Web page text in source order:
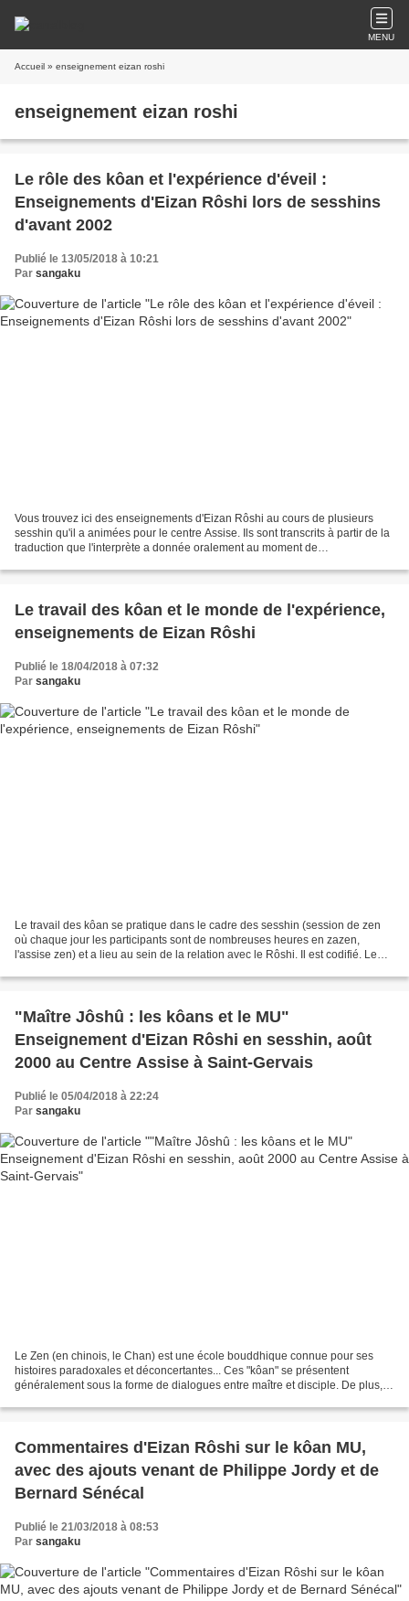
MENU
Accueil » enseignement eizan roshi
enseignement eizan roshi
Le rôle des kôan et l'expérience d'éveil :
Enseignements d'Eizan Rôshi lors de sesshins
d'avant 2002
Publié le 13/05/2018 à 10:21
Par sangaku
Vous trouvez ici des enseignements d'Eizan Rôshi au cours de plusieurs
sesshin qu'il a animées pour le centre Assise. Ils sont transcrits à partir de la
traduction que l'interprète a donnée oralement au moment de
Le travail des kôan et le monde de l'expérience,
enseignements de Eizan Rôshi
Publié le 18/04/2018 à 07:32
Par sangaku
Le travail des kôan se pratique dans le cadre des sesshin (session de zen
où chaque jour les participants sont de nombreuses heures en zazen,
l'assise zen) et a lieu au sein de la relation avec le Rôshi. Il est codifié. Le
"Maître Jôshû : les kôans et le MU"
Enseignement d'Eizan Rôshi en sesshin, août
2000 au Centre Assise à Saint-Gervais
Publié le 05/04/2018 à 22:24
Par sangaku
Le Zen (en chinois, le Chan) est une école bouddhique connue pour ses
histoires paradoxales et déconcertantes... Ces "kôan" se présentent
généralement sous la forme de dialogues entre maître et disciple. De plus,
Commentaires d'Eizan Rôshi sur le kôan MU,
avec des ajouts venant de Philippe Jordy et de
Bernard Sénécal
Publié le 21/03/2018 à 08:53
Par sangaku